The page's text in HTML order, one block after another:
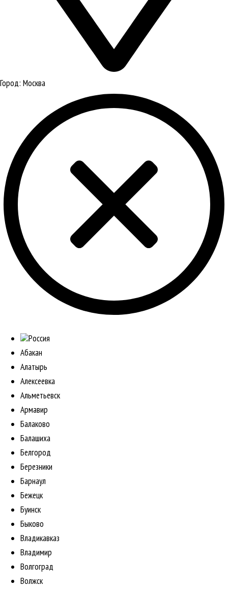
Город: Москва
Россия
Абакан
Алатырь
Алексеевка
Альметьевск
Армавир
Балаково
Балашиха
Белгород
Березники
Барнаул
Бежецк
Буинск
Быково
Владикавказ
Владимир
Волгоград
Волжск